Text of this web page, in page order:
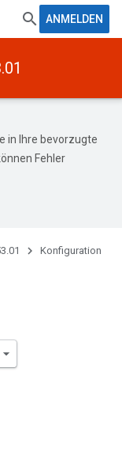
ANMELDEN
in Ihre bevorzugte
Fehler
Konfiguration